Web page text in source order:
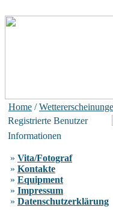
Home /
Registrierte Benutzer
Informationen
» Vita/Fotograf
» Kontakte
» Equipment
» Impressum
» Datenschutzerklärung